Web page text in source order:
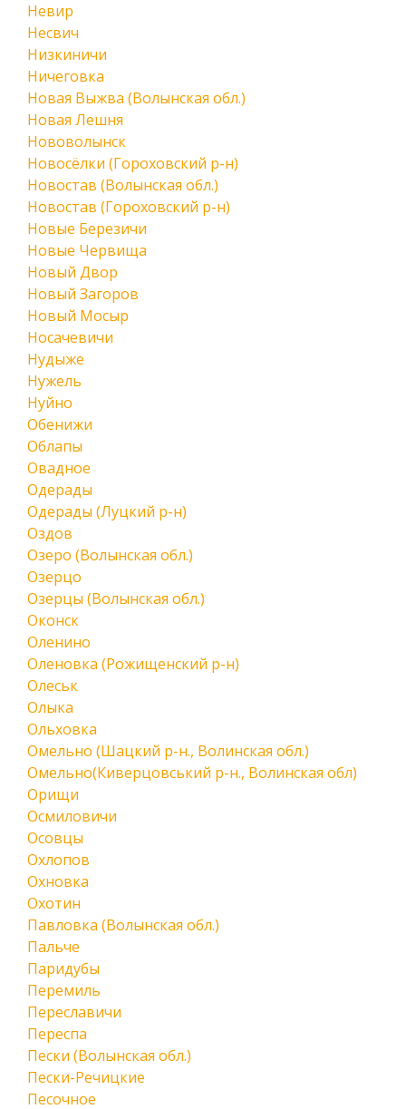
Невир
Несвич
Низкиничи
Ничеговка
Новая Выжва (Волынская обл.)
Новая Лешня
Нововолынск
Новосёлки (Гороховский р-н)
Новостав (Волынская обл.)
Новостав (Гороховский р-н)
Новые Березичи
Новые Червища
Новый Двор
Новый Загоров
Новый Мосыр
Носачевичи
Нудыже
Нужель
Нуйно
Обенижи
Облапы
Овадное
Одерады
Одерады (Луцкий р-н)
Оздов
Озеро (Волынская обл.)
Озерцо
Озерцы (Волынская обл.)
Оконск
Оленино
Оленовка (Рожищенский р-н)
Олеськ
Олыка
Ольховка
Омельно (Шацкий р-н., Волинская обл.)
Омельно(Киверцовський р-н., Волинская обл)
Орищи
Осмиловичи
Осовцы
Охлопов
Охновка
Охотин
Павловка (Волынская обл.)
Пальче
Паридубы
Перемиль
Переславичи
Переспа
Пески (Волынская обл.)
Пески-Речицкие
Песочное